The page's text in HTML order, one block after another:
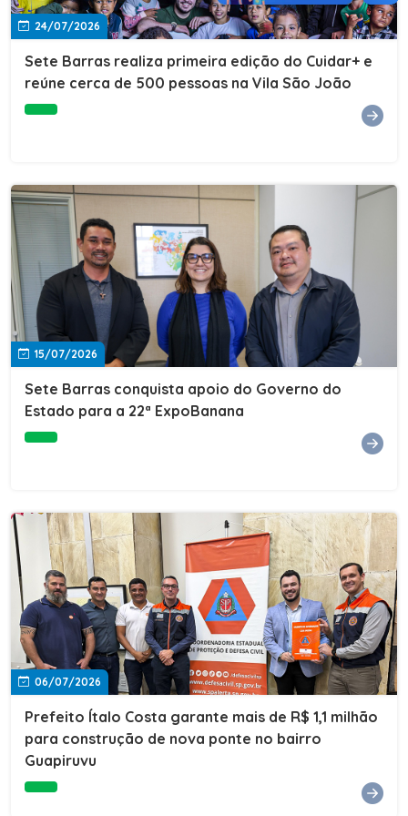
24/07/2026
Sete Barras realiza primeira edição do Cuidar+ e
reúne cerca de 500 pessoas na Vila São João
15/07/2026
Sete Barras conquista apoio do Governo do
Estado para a 22ª ExpoBanana
06/07/2026
Prefeito Ítalo Costa garante mais de R$ 1,1 milhão
para construção de nova ponte no bairro
Guapiruvu